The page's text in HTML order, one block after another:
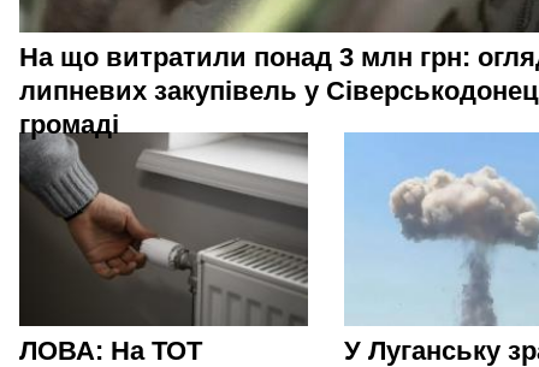
На що витратили понад 3 млн грн:
липневих закупівель у
громаді
ЛОВА: На ТОТ
У Луганську